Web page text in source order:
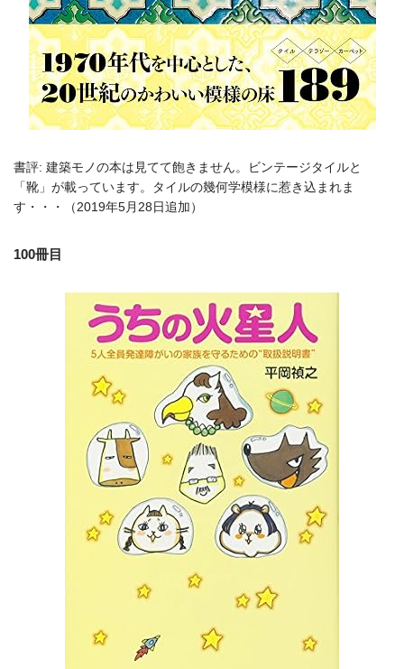
書評: 建築モノの本は見てて飽きません。ビンテージタイルと
「靴」が載っています。タイルの幾何学模様に惹き込まれま
す・・・（2019年5月28日追加）
100冊目